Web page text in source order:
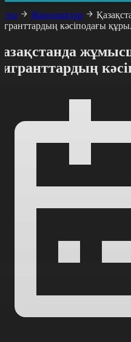
Жаңалықтар
кәсіподағы